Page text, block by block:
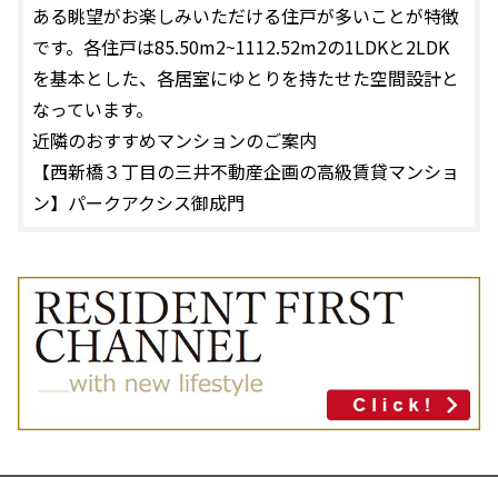
ある眺望がお楽しみいただける住戸が多いことが特徴
です。各住戸は85.50m2~1112.52m2の1LDKと2LDK
を基本とした、各居室にゆとりを持たせた空間設計と
なっています。
近隣のおすすめマンションのご案内
【西新橋３丁目の三井不動産企画の高級賃貸マンショ
ン】 パークアクシス御成門